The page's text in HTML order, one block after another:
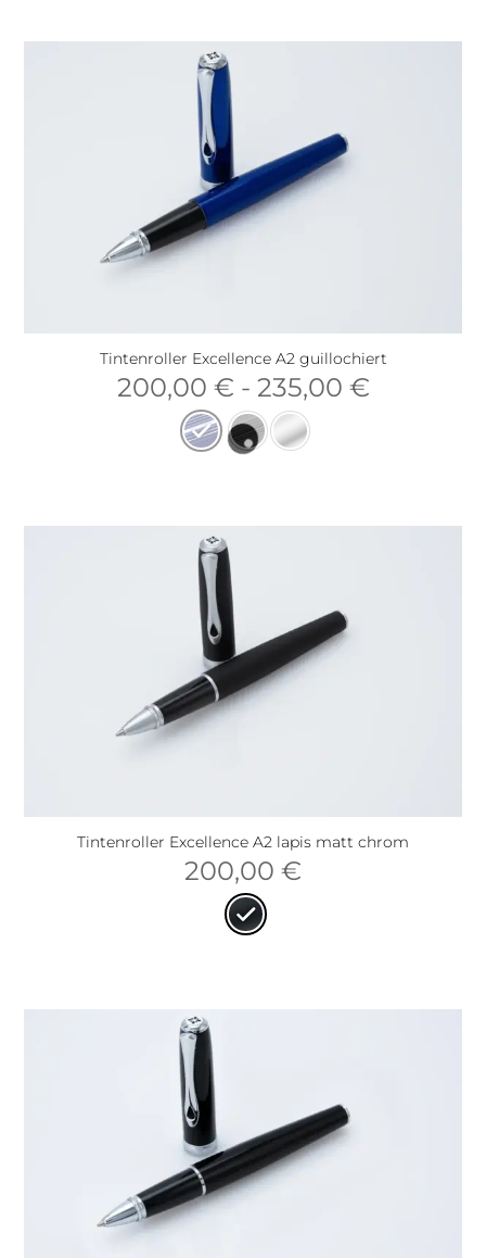
Tintenroller Excellence A2 guillochiert
200,00 € - 235,00 €
Tintenroller Excellence A2 lapis matt chrom
200,00 €